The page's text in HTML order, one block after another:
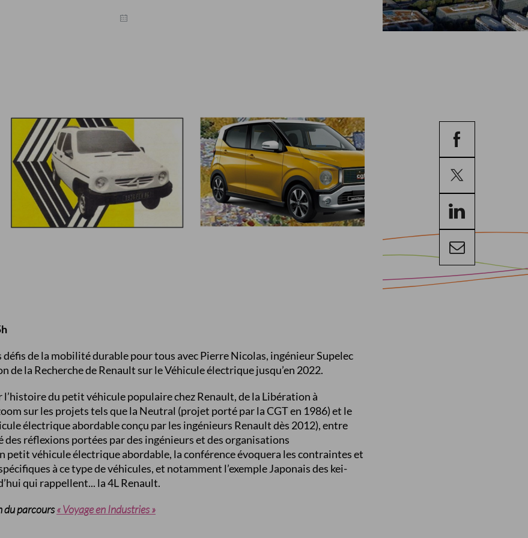
de la mobilité durable pour tous avec Pierre Nicolas, ingénieur Supelec
de la Recherche de Renault sur le Véhicule électrique jusqu’en 2022.
l’histoire du petit véhicule populaire chez Renault, de la Libération à
sur les projets tels que la Neutral (projet porté par la CGT en 1986) et le
électrique abordable conçu par les ingénieurs Renault dès 2012), entre
réflexions portées par des ingénieurs et des organisations
petit véhicule électrique abordable, la conférence évoquera les contraintes et
à ce type de véhicules, et notamment l’exemple Japonais des kei-
qui rappellent... la 4L Renault.
du parcours« Voyage en Industries »